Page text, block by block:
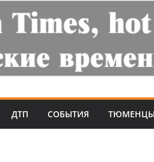
ДТП СОБЫТИЯ ТЮМЕНЦЫ